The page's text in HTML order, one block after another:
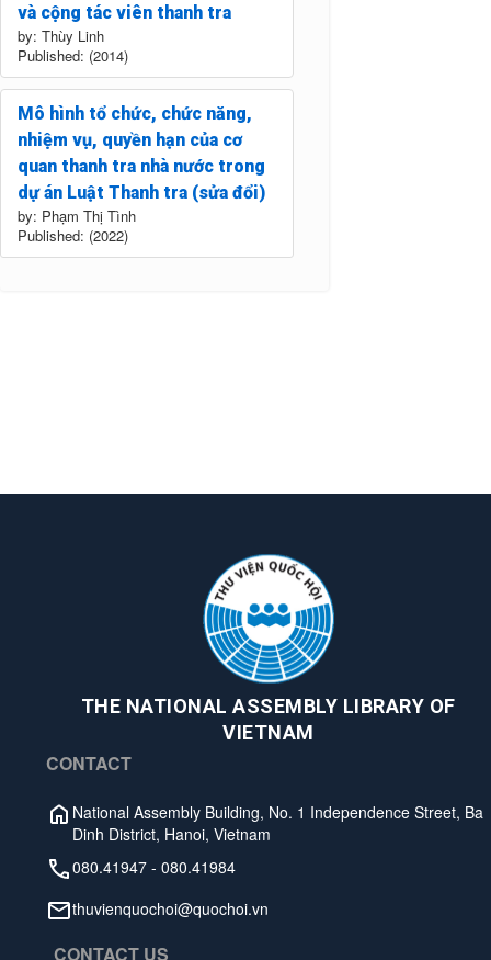
và cộng tác viên thanh tra
by: Thùy Linh
Published: (2014)
Mô hình tổ chức, chức năng,
nhiệm vụ, quyền hạn của cơ
quan thanh tra nhà nước trong
dự án Luật Thanh tra (sửa đổi)
by: Phạm Thị Tình
Published: (2022)
THE NATIONAL ASSEMBLY LIBRARY OF
VIETNAM
CONTACT
National Assembly Building, No. 1 Independence Street, Ba
Dinh District, Hanoi, Vietnam
080.41947 - 080.41984
thuvienquochoi@quochoi.vn
CONTACT US